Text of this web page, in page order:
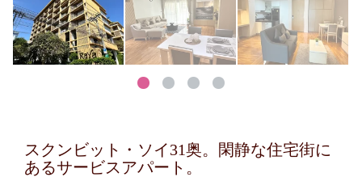
スクンビット・ソイ31奥。閑静な住宅街に
あるサービスアパート。